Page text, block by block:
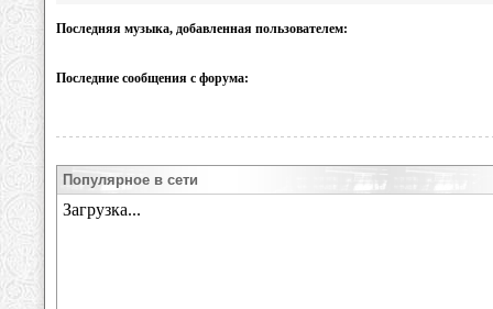
Последняя музыка, добавленная пользователем:
Последние сообщения с форума:
Популярное в сети